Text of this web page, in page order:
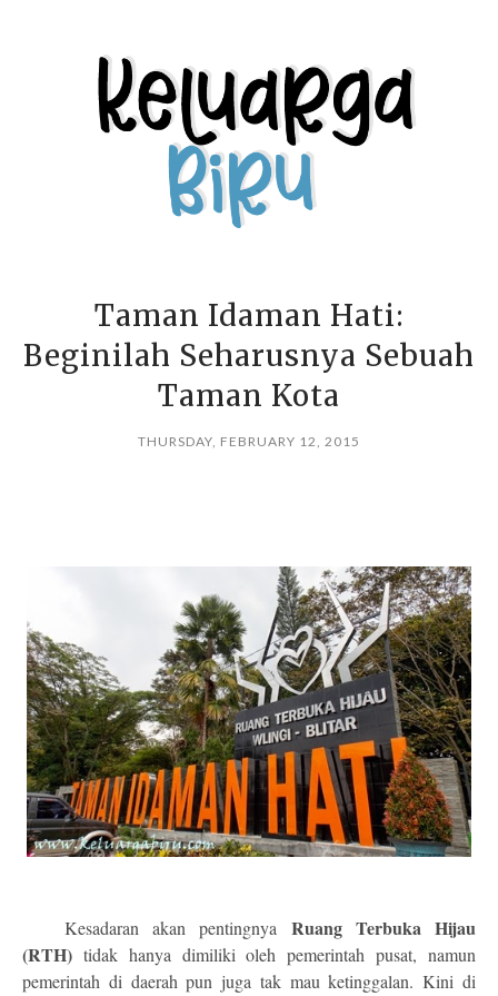
Taman Idaman Hati:
Beginilah Seharusnya Sebuah
Taman Kota
THURSDAY, FEBRUARY 12, 2015
Kesadaran akan pentingnya Ruang Terbuka Hijau
(RTH) tidak hanya dimiliki oleh pemerintah pusat, namun
pemerintah di daerah pun juga tak mau ketinggalan. Kini di